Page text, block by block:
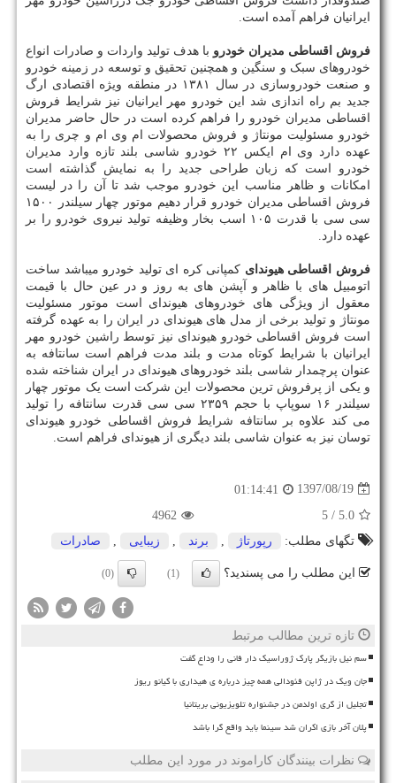
ایرانیان فراهم آمده است.
فروش اقساطی مدیران خودرو با هدف تولید واردات و صادرات انواع
خودروهای سبک و سنگین و همچنین تحقیق و توسعه در زمینه خودرو
و صنعت خودروسازی در سال ۱۳۸۱ در منطقه ویژه اقتصادی ارگ
جدید بم راه اندازی شد این خودرو مهر ایرانیان نیز شرایط فروش
اقساطی مدیران خودرو را فراهم کرده است در حال حاضر مدیران
خودرو مسئولیت مونتاژ و فروش محصولات ام وی ام و چری را به
عهده دارد وی ام ایکس ۲۲ خودرو شاسی بلند تازه وارد مدیران
خودرو است که زبان طراحی جدید را به نمایش گذاشته است
امکانات و ظاهر مناسب این خودرو موجب شد تا آن را در لیست
فروش اقساطی مدیران خودرو قرار دهیم موتور چهار سیلندر ۱۵۰۰
سی سی با قدرت ۱۰۵ اسب بخار وظیفه تولید نیروی خودرو را بر
عهده دارد.
فروش اقساطی هیوندای کمپانی کره ای تولید خودرو میباشد ساخت
اتومبیل های با ظاهر و آپشن های به روز و در عین حال با قیمت
معقول از ویژگی های خودروهای هیوندای است موتور مسئولیت
مونتاژ و تولید برخی از مدل های هیوندای در ایران را به عهده گرفته
است فروش اقساطی خودرو هیوندای نیز توسط راشین خودرو مهر
ایرانیان با شرایط کوتاه مدت و بلند مدت فراهم است سانتافه به
عنوان پرچمدار شاسی بلند خودروهای هیوندای در ایران شناخته شده
و یکی از پرفروش ترین محصولات این شرکت است یک موتور چهار
سیلندر ۱۶ سوپاپ با حجم ۲۳۵۹ سی سی قدرت سانتافه را تولید
می کند علاوه بر سانتافه شرایط فروش اقساطی خودرو هیوندای
توسان نیز به عنوان شاسی بلند دیگری از هیوندای فراهم است.
1397/08/19
01:14:41
5.0
/ 5
4962
تگهای مطلب:
رپورتاژ برند زیبایی صادرات
این مطلب را می پسندید؟ (1)
(0)
تازه ترین مطالب مرتبط
سم نیل بازیگر پارک ژوراسیک دار فانی را وداع گفت
جان ویک در ژاپن فئودالی همه چیز درباره ی هیداری با کیانو ریوز
تجلیل از گری اولدمن در جشنواره تلویزیونی بریتانیا
پلان آخر بازی اکران شد سینما باید واقع گرا باشد
نظرات بینندگان کاراموند در مورد این مطلب